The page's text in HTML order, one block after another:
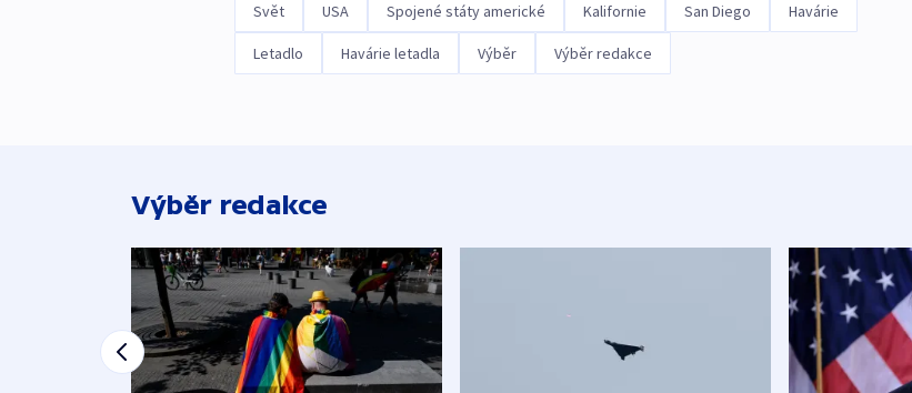
Svět USA Spojené státy americké Kalifornie San Diego Havárie
Letadlo Havárie letadla Výběr Výběr redakce
Výběr redakce